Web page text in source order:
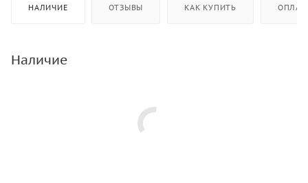
НАЛИЧИЕ ОТЗЫВЫ КАК КУПИТЬ
Наличие